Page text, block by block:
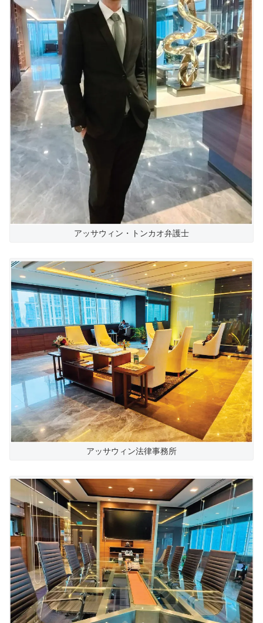
アッサウィン・トンカオ弁護士
アッサウィン法律事務所